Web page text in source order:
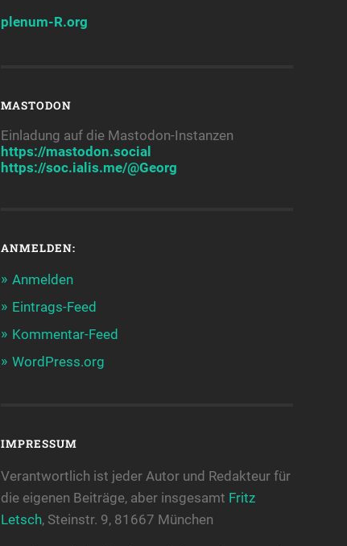
plenum-R.org
MASTODON
Einladung auf die Mastodon-Instanzen
https://mastodon.social
https://soc.ialis.me/@Georg
ANMELDEN:
Anmelden
Eintrags-Feed
Kommentar-Feed
WordPress.org
IMPRESSUM
Verantwortlich ist jeder Autor und Redakteur für
die eigenen Beiträge, aber insgesamt Fritz
Letsch, Steinstr. 9, 81667 München